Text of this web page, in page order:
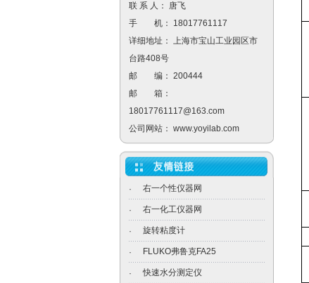
联 系 人： 唐飞
手 机： 18017761117
详细地址： 上海市宝山工业园区市
台路408号
邮 编： 200444
邮 箱：
18017761117@163.com
公司网站： www.yoyilab.com
· 右一个性仪器网
· 右一化工仪器网
· 旋转粘度计
· FLUKO弗鲁克FA25
· 快速水分测定仪